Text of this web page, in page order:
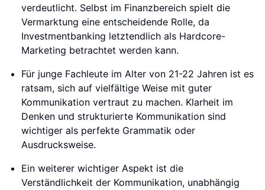
verdeutlicht. Selbst im Finanzbereich spielt die
Vermarktung eine entscheidende Rolle, da
Investmentbanking letztendlich als Hardcore-
Marketing betrachtet werden kann.
Für junge Fachleute im Alter von 21-22 Jahren ist es
ratsam, sich auf vielfältige Weise mit guter
Kommunikation vertraut zu machen. Klarheit im
Denken und strukturierte Kommunikation sind
wichtiger als perfekte Grammatik oder
Ausdrucksweise.
Ein weiterer wichtiger Aspekt ist die
Verständlichkeit der Kommunikation, unabhängig